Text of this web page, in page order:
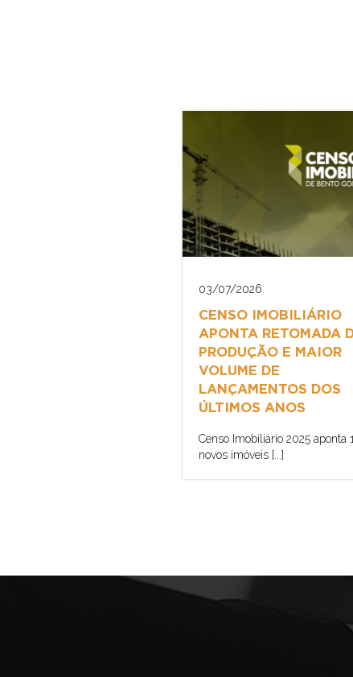
03/07/2026
CENSO IMOBILIÁRIO
APONTA RETOMADA
PRODUÇÃO E MAIOR
VOLUME DE
LANÇAMENTOS DOS
ÚLTIMOS ANOS
Censo Imobiliário 2025 aponta
novos imóveis [...]